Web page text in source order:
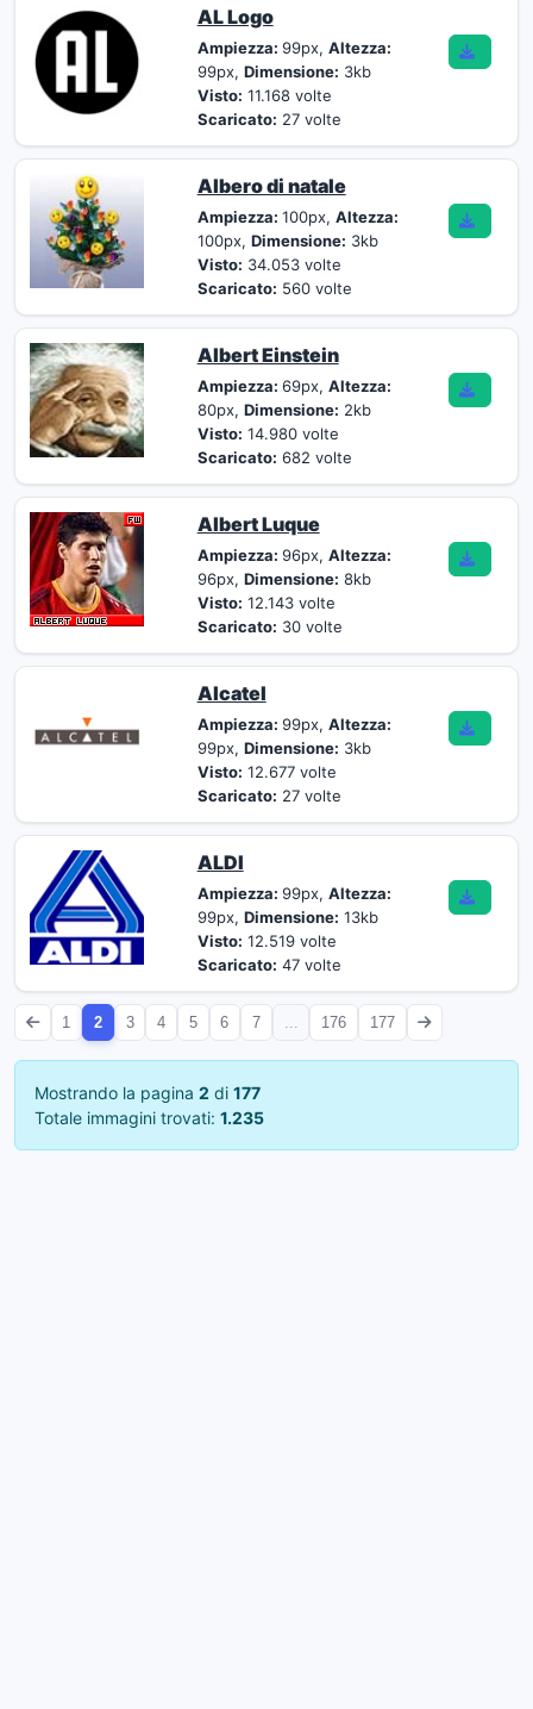
AL Logo
Ampiezza: 99px, Altezza:
99px, Dimensione: 3kb
Visto: 11.168 volte
Scaricato: 27 volte
Albero di natale
Ampiezza: 100px, Altezza:
100px, Dimensione: 3kb
Visto: 34.053 volte
Scaricato: 560 volte
Albert Einstein
Ampiezza: 69px, Altezza:
80px, Dimensione: 2kb
Visto: 14.980 volte
Scaricato: 682 volte
Albert Luque
Ampiezza: 96px, Altezza:
96px, Dimensione: 8kb
Visto: 12.143 volte
Scaricato: 30 volte
Alcatel
Ampiezza: 99px, Altezza:
99px, Dimensione: 3kb
Visto: 12.677 volte
Scaricato: 27 volte
ALDI
Ampiezza: 99px, Altezza:
99px, Dimensione: 13kb
Visto: 12.519 volte
Scaricato: 47 volte
1 2 3 4 5 6 7 176 177
Mostrando la pagina 2 di 177
Totale immagini trovati: 1.235